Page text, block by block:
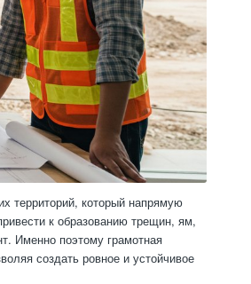
территорий, который напрямую
к образованию трещин, ям,
Именно поэтому грамотная
создать ровное и устойчивое